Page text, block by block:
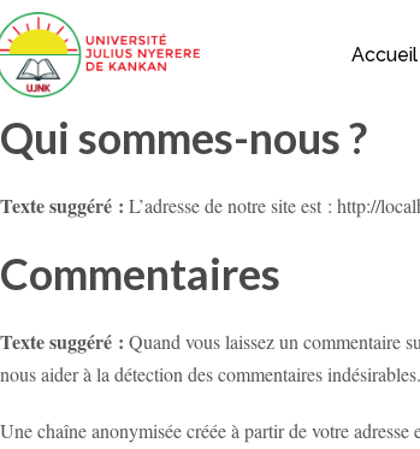
Accueil
Qui sommes-nous ?
Texte suggéré : L’adresse de notre site est : http://
Commentaires
Texte suggéré : Quand vous laissez un commentaire
nous aider à la détection des commentaires indésirables.
Une chaîne anonymisée créée à partir de votre